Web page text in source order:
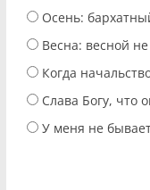
Осень:
Весна: весной
Когда
Слава Богу, что
У меня не